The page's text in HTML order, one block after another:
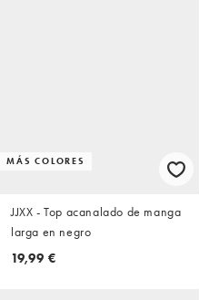
MÁS COLORES
JJXX - Top acanalado de manga
larga en negro
19,99 €